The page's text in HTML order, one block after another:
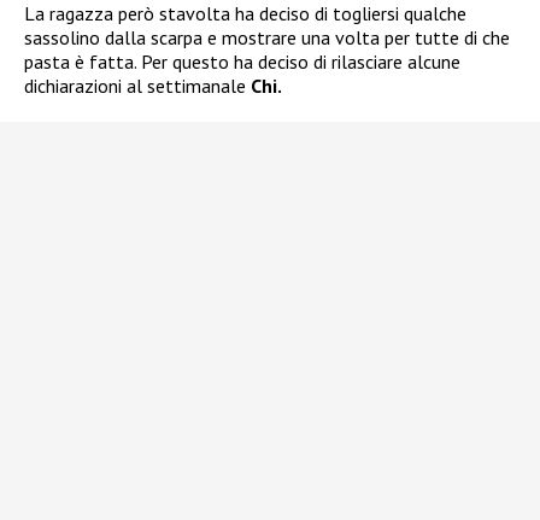
La ragazza però stavolta ha deciso di togliersi qualche
sassolino dalla scarpa e mostrare una volta per tutte di che
pasta è fatta. Per questo ha deciso di rilasciare alcune
dichiarazioni al settimanale Chi.